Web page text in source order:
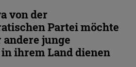
von der
Partei möchte
junge
ihrem Land dienen